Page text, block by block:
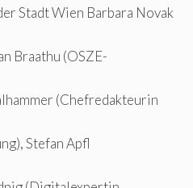
Stadt Wien Barbara Novak
Braathu (OSZE-
(Chefredakteurin
Stefan Apfl